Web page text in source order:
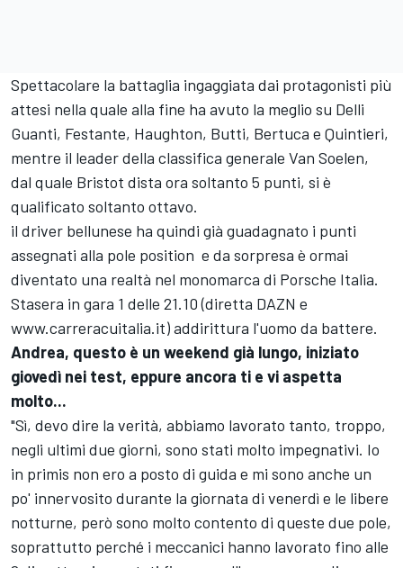
Spettacolare la battaglia ingaggiata dai protagonisti più
attesi nella quale alla fine ha avuto la meglio su Delli
Guanti, Festante, Haughton, Butti, Bertuca e Quintieri,
mentre il leader della classifica generale Van Soelen,
dal quale Bristot dista ora soltanto 5 punti, si è
qualificato soltanto ottavo.
il driver bellunese ha quindi già guadagnato i punti
assegnati alla pole position e da sorpresa è ormai
diventato una realtà nel monomarca di Porsche Italia.
Stasera in gara 1 delle 21.10 (diretta DAZN e
www.carreracuitalia.it) addirittura l'uomo da battere.
Andrea, questo è un weekend già lungo, iniziato
giovedì nei test, eppure ancora ti e vi aspetta
molto...
"Sì, devo dire la verità, abbiamo lavorato tanto, troppo,
negli ultimi due giorni, sono stati molto impegnativi. Io
in primis non ero a posto di guida e mi sono anche un
po' innervosito durante la giornata di venerdì e le libere
notturne, però sono molto contento di queste due pole,
soprattutto perché i meccanici hanno lavorato fino alle